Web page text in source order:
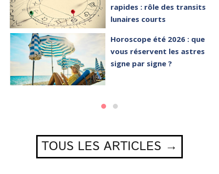
rapides : rôle des transits
lunaires courts
Horoscope été 2026 : que
vous réservent les astres
signe par signe ?
TOUS LES ARTICLES →